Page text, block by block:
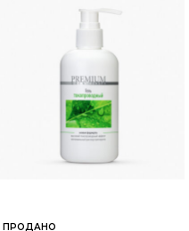
ПРОДАНО